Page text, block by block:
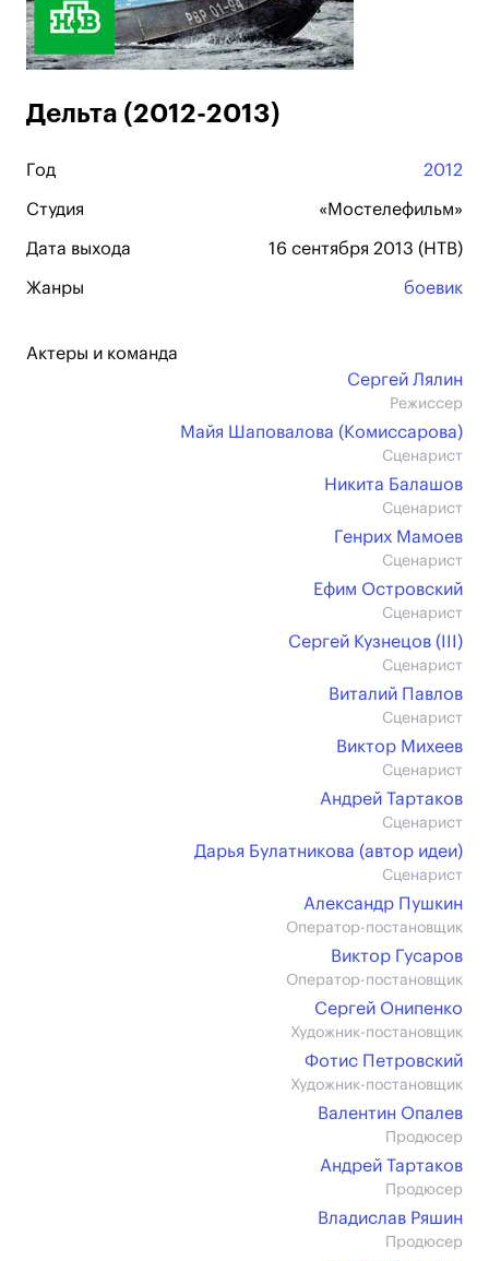
Дельта (2012-2013)
Год 2012
Студия «Мостелефильм»
Дата выхода 16 сентября 2013 (НТВ)
Жанры боевик
Актеры и команда
Сергей Лялин
Режиссер
Майя Шаповалова (Комиссарова)
Сценарист
Никита Балашов
Сценарист
Генрих Мамоев
Сценарист
Ефим Островский
Сценарист
Сергей Кузнецов (III)
Сценарист
Виталий Павлов
Сценарист
Виктор Михеев
Сценарист
Андрей Тартаков
Сценарист
Дарья Булатникова (автор идеи)
Сценарист
Александр Пушкин
Оператор-постановщик
Виктор Гусаров
Оператор-постановщик
Сергей Онипенко
Художник-постановщик
Фотис Петровский
Художник-постановщик
Валентин Опалев
Продюсер
Андрей Тартаков
Продюсер
Владислав Ряшин
Продюсер